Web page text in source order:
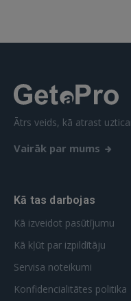
Ātrs veids, kā atrast
Vairāk par mums
Kā tas darbojas
Kā izveidot pasūtījumu
Kā kļūt par izpildītāju
Servisa noteikumi
Konfidencialitātes politika